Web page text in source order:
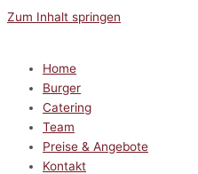
Zum Inhalt springen
Home
Burger
Catering
Team
Preise & Angebote
Kontakt